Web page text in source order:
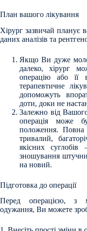
План вашого лікування
Хірург зазвичай планує
даних аналізів та
Якщо Ви дуже
далеко, хірург
операцію або її
терапевтичне
допоможуть
доти, доки не
Залежно від
операція може
положення. Повна
тривалий,
якісних
зношування
на новий.
Підготовка до операції
Перед операцією, з
одужання, Ви можете